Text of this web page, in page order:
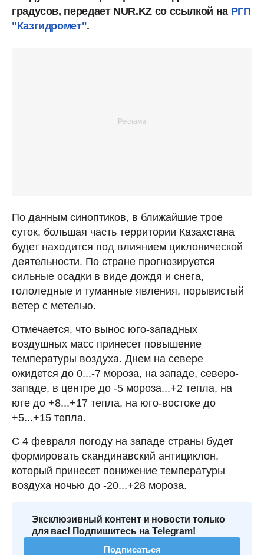
градусов, передает NUR.KZ со ссылкой на РГП
"Казгидромет".
По данным синоптиков, в ближайшие трое
суток, большая часть территории Казахстана
будет находится под влиянием циклонической
деятельности. По стране прогнозируется
сильные осадки в виде дождя и снега,
гололедные и туманные явления, порывистый
ветер с метелью.
Отмечается, что вынос юго-западных
воздушных масс принесет повышение
температуры воздуха. Днем на севере
ожидется до 0...-7 мороза, на западе, северо-
западе, в центре до -5 мороза...+2 тепла, на
юге до +8...+17 тепла, на юго-востоке до
+5...+15 тепла.
С 4 февраля погоду на западе страны будет
формировать скандинавский антициклон,
который принесет понижение температуры
воздуха ночью до -20...+28 мороза.
Эксклюзивный контент и новости только
для вас! Подпишитесь на Telegram!
Подписаться